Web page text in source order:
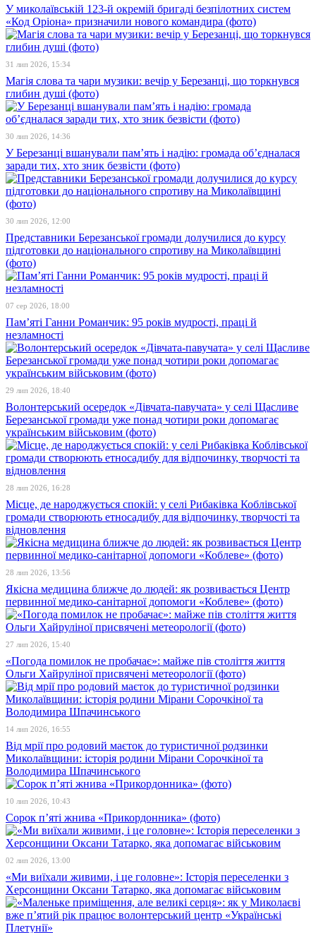
У миколаївській 123-й окремій бригаді безпілотних систем
«Код Оріона» призначили нового командира (фото)
31 лип 2026, 15:34
Магія слова та чари музики: вечір у Березанці, що торкнувся
глибин душі (фото)
30 лип 2026, 14:36
У Березанці вшанували пам’ять і надію: громада об’єдналася
заради тих, хто зник безвісти (фото)
30 лип 2026, 12:00
Представники Березанської громади долучилися до курсу
підготовки до національного спротиву на Миколаївщині
(фото)
07 сер 2026, 18:00
Пам’яті Ганни Романчик: 95 років мудрості, праці й
незламності
29 лип 2026, 18:40
Волонтерський осередок «Дівчата-павучата» у селі Щасливе
Березанської громади уже понад чотири роки допомагає
українським військовим (фото)
28 лип 2026, 16:28
Місце, де народжується спокій: у селі Рибаківка Коблівської
громади створюють етносадибу для відпочинку, творчості та
відновлення
28 лип 2026, 13:56
Якісна медицина ближче до людей: як розвивається Центр
первинної медико-санітарної допомоги «Коблеве» (фото)
27 лип 2026, 15:40
«Погода помилок не пробачає»: майже пів століття життя
Ольги Хайруліної присвячені метеорології (фото)
14 лип 2026, 16:55
Від мрії про родовий маєток до туристичної родзинки
Миколаївщини: історія родини Мірани Сорочкіної та
Володимира Шпачинського
10 лип 2026, 10:43
Сорок п’яті жнива «Прикордонника» (фото)
02 лип 2026, 13:00
«Ми виїхали живими, і це головне»: Історія переселенки з
Херсонщини Оксани Татарко, яка допомагає військовим